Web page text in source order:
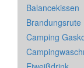
Balancekissen
Brandungsrute
Camping